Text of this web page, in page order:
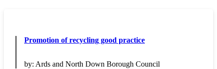
Promotion of recycling good practice
by: Ards and North Down Borough Council